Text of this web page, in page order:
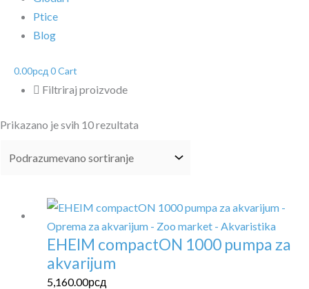
Ptice
Blog
0.00рсд 0Cart
Filtriraj proizvode
Prikazano je svih 10 rezultata
EHEIM compactON 1000 pumpa za
akvarijum
5,160.00рсд